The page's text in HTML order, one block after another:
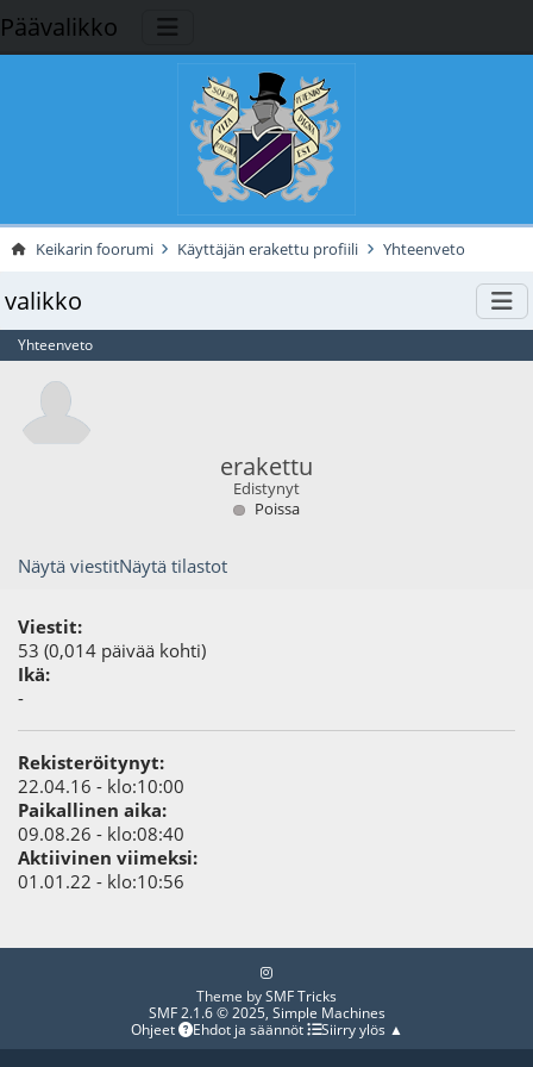
Päävalikko
Keikarin foorumi Käyttäjän erakettu profiili Yhteenveto
valikko
Yhteenveto
erakettu
Edistynyt
Poissa
Näytä viestitNäytä tilastot
Viestit:
53 (0,014 päivää kohti)
Ikä:
-
Rekisteröitynyt:
22.04.16 - klo:10:00
Paikallinen aika:
09.08.26 - klo:08:40
Aktiivinen viimeksi:
01.01.22 - klo:10:56
Theme bySMF Tricks
SMF 2.1.6 © 2025, Simple Machines
Ohjeet
Ehdot ja säännöt Siirry ylös ▲